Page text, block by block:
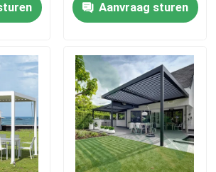
Citaat
het aluminiumterras
aluminiumlouvered
Aanvraag sturen